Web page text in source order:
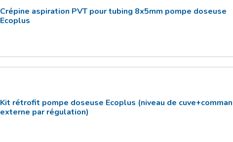
Crépine aspiration PVT pour tubing 8x5mm pompe doseuse
Ecoplus
Kit rétrofit pompe doseuse Ecoplus (niveau de
externe par régulation)